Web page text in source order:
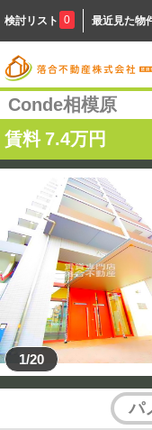
検討リスト 0 最近見た物
Conde相模原
賃料 7.4万円
1/20
パ